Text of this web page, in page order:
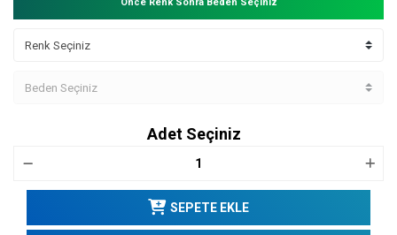
Adet Seçiniz
SEPETE EKLE